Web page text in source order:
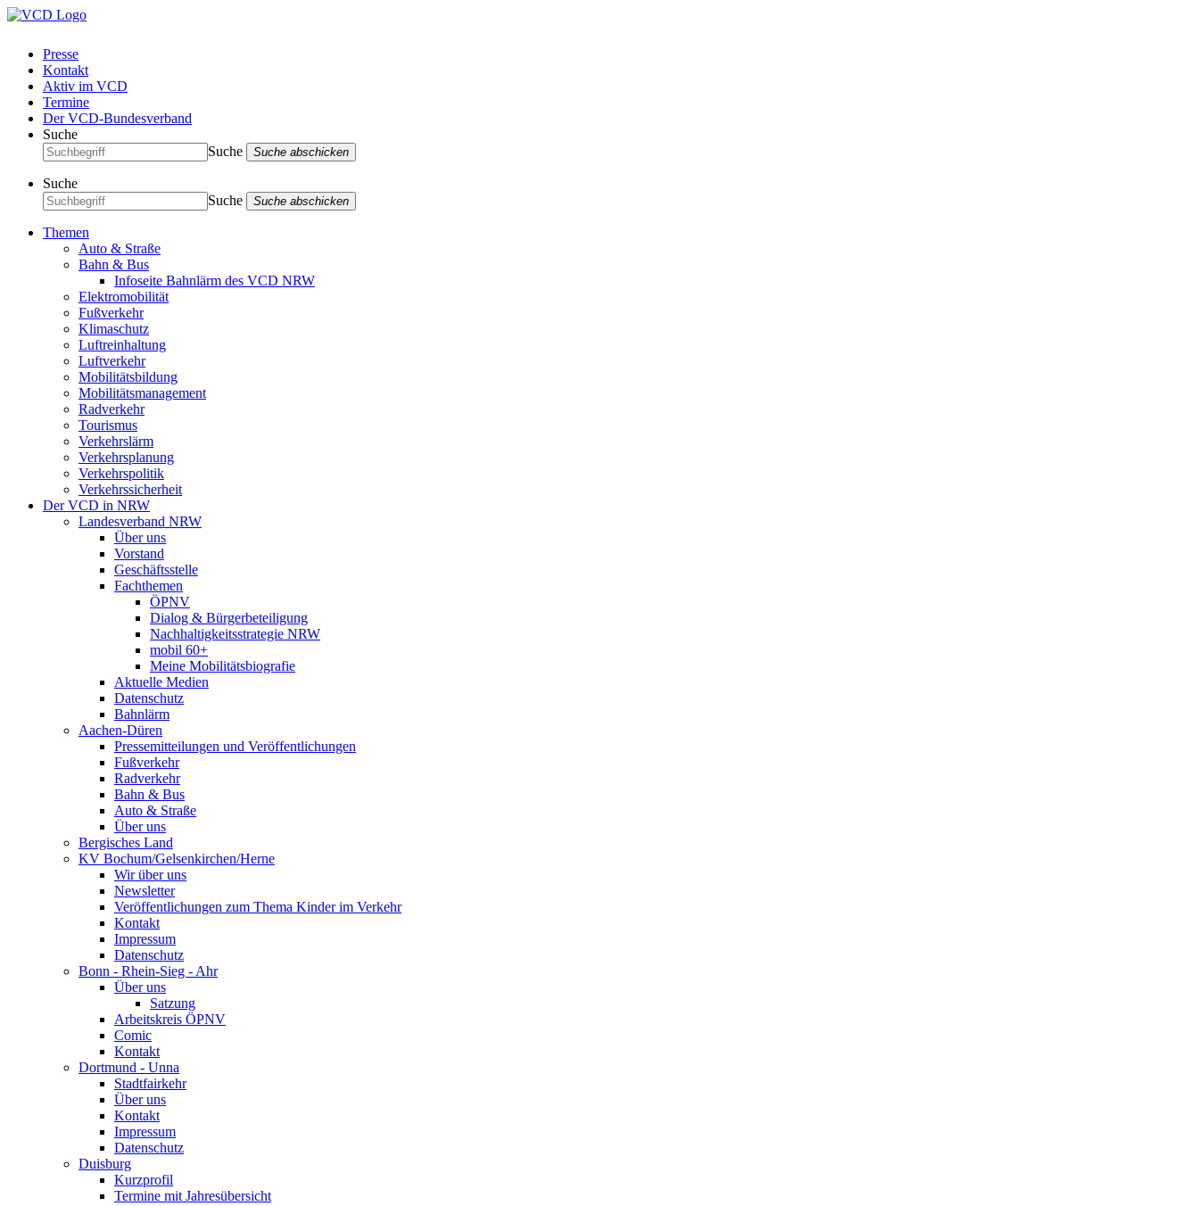
Presse
Kontakt
Aktiv im VCD
Termine
Der VCD-Bundesverband
Suche
Suche
Suche abschicken
Suche
Suche
Suche abschicken
Themen
Auto & Straße
Bahn & Bus
Infoseite Bahnlärm des VCD NRW
Elektromobilität
Fußverkehr
Klimaschutz
Luftreinhaltung
Luftverkehr
Mobilitätsbildung
Mobilitätsmanagement
Radverkehr
Tourismus
Verkehrslärm
Verkehrsplanung
Verkehrspolitik
Verkehrssicherheit
Der VCD in NRW
Landesverband NRW
Über uns
Vorstand
Geschäftsstelle
Fachthemen
ÖPNV
Dialog & Bürgerbeteiligung
Nachhaltigkeitsstrategie NRW
mobil 60+
Meine Mobilitätsbiografie
Aktuelle Medien
Datenschutz
Bahnlärm
Aachen-Düren
Pressemitteilungen und Veröffentlichungen
Fußverkehr
Radverkehr
Bahn & Bus
Auto & Straße
Über uns
Bergisches Land
KV Bochum/Gelsenkirchen/Herne
Wir über uns
Newsletter
Veröffentlichungen zum Thema Kinder im Verkehr
Kontakt
Impressum
Datenschutz
Bonn - Rhein-Sieg - Ahr
Über uns
Satzung
Arbeitskreis ÖPNV
Comic
Kontakt
Dortmund - Unna
Stadtfairkehr
Über uns
Kontakt
Impressum
Datenschutz
Duisburg
Kurzprofil
Termine mit Jahresübersicht